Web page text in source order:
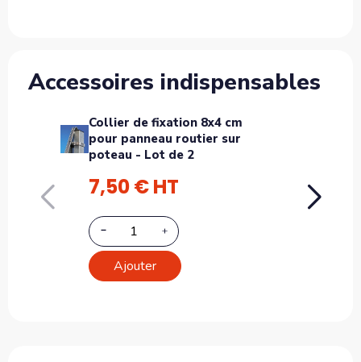
Accessoires indispensables
Collier de fixation 8x4 cm
pour panneau routier sur
poteau - Lot de 2
7,50 € HT
Ajouter